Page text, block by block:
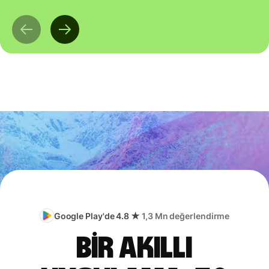
Google Play'de 4.8 ★ 1,3 Mn değerlendirme
Bir akıllı